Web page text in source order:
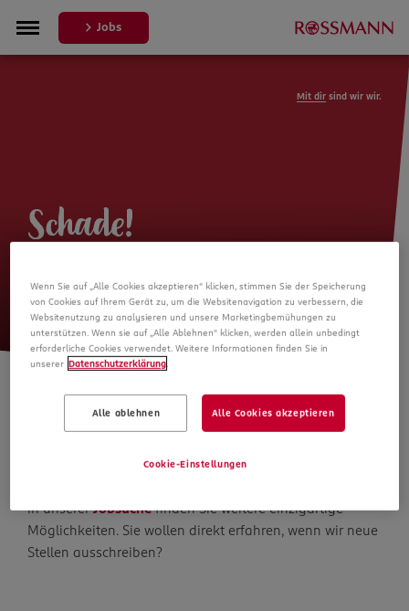
Jobs
Mit dir sind wir wir.
Schade!
mehr verfügbar
Die Suche geht weiter
In unsererJobsuchefinden Sie weitere einzigartige
Möglichkeiten. Sie wollen direkt erfahren, wenn wir neue
Stellen ausschreiben?
Wenn Sie auf „Alle Cookies akzeptieren“ klicken, stimmen Sie der Speicherung
von Cookies auf Ihrem Gerät zu, um die Websitenavigation zu verbessern, die
Websitenutzung zu analysieren und unsere Marketingbemühungen zu
unterstützen. Wenn sie auf „Alle Ablehnen“ klicken, werden allein unbedingt
erforderliche Cookies verwendet. Weitere Informationen finden Sie in
unserer Datenschutzerklärung
Alle ablehnen Alle Cookies akzeptieren
Cookie-Einstellungen